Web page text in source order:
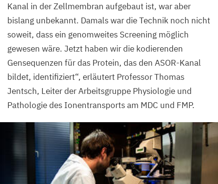
Kanal in der Zellmembran aufgebaut ist, war aber
bislang unbekannt. Damals war die Technik noch nicht
soweit, dass ein genomweites Screening möglich
gewesen wäre. Jetzt haben wir die kodierenden
Gensequenzen für das Protein, das den ASOR-Kanal
bildet, identifiziert“, erläutert Professor Thomas
Jentsch, Leiter der Arbeitsgruppe Physiologie und
Pathologie des Ionentransports am MDC und FMP.